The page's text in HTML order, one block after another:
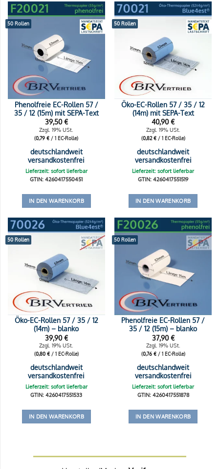
50 Rollen
Phenolfreie EC-Rollen 57 /
35 / 12 (15m) mit SEPA-Text
39,50€
Zzgl. 19% USt.
(0,79€ / 1 EC-Rolle)
deutschlandweit
versandkostenfrei
Lieferzeit: sofort lieferbar
GTIN: 4260417550451
IN DEN WARENKORB
50 Rollen
Öko-EC-Rollen 57 / 35 / 12
(14m) mit SEPA-Text
40,90€
Zzgl. 19% USt.
(0,82€/ 1 EC-Rolle)
deutschlandweit
versandkostenfrei
Lieferzeit: sofort lieferbar
GTIN: 4260417551519
IN DEN WARENKORB
50 Rollen
Öko-EC-Rollen 57 / 35 / 12
(14m) – blanko
39,90€
Zzgl. 19% USt.
(0,80 €/ 1 EC-Rolle)
deutschlandweit
versandkostenfrei
Lieferzeit: sofort lieferbar
GTIN: 4260417551533
IN DEN WARENKORB
50 Rollen
Phenolfreie EC-Rollen 57 /
35 / 12 (15m) – blanko
37,90€
Zzgl. 19% USt.
(0,76 €/ 1 EC-Rolle)
deutschlandweit
versandkostenfrei
Lieferzeit: sofort lieferbar
GTIN: 4260417551878
IN DEN WARENKORB